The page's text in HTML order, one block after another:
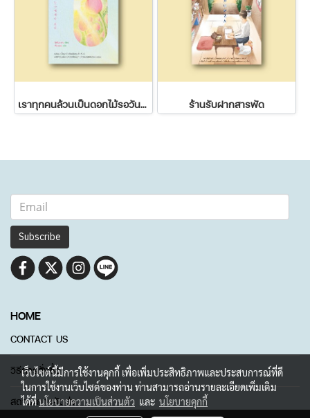
เราทุกคนล้วนเป็นดอกไม้รอวันผลิบาน ร้านรับฝากสารพัด
Subscribe
HOME
CONTACT US
วิธีการสั่งซื้อ
สถานะการจัดส่ง
เว็บไซต์นี้มีการใช้งานคุกกี้ เพื่อเพิ่มประสิทธิภาพและประสบการณ์ที่ดี
ในการใช้งานเว็บไซต์ของท่าน ท่านสามารถอ่านรายละเอียดเพิ่มเติม
ได้ที่นโยบายความเป็นส่วนตัว และ นโยบายคุกกี้